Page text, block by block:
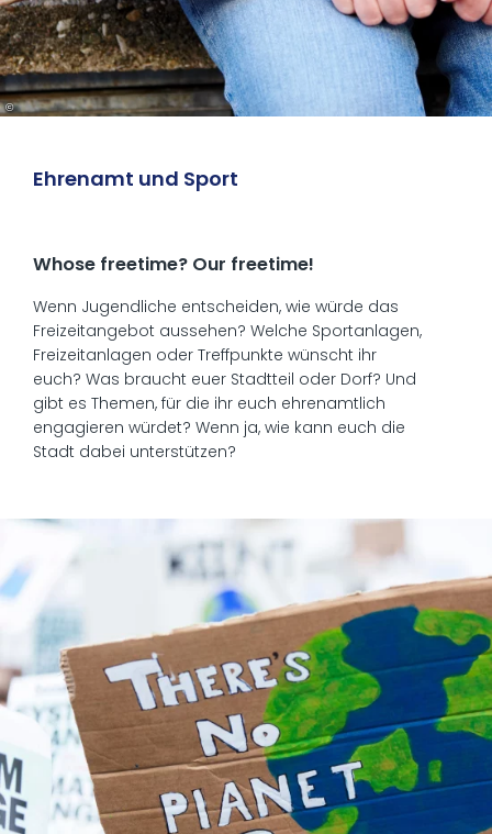
©
Ehrenamt und Sport
Whose freetime? Our freetime!
Wenn Jugendliche entscheiden, wie würde das
Freizeitangebot aussehen? Welche Sportanlagen,
Freizeitanlagen oder Treffpunkte wünscht ihr
euch? Was braucht euer Stadtteil oder Dorf? Und
gibt es Themen, für die ihr euch ehrenamtlich
engagieren würdet? Wenn ja, wie kann euch die
Stadt dabei unterstützen?